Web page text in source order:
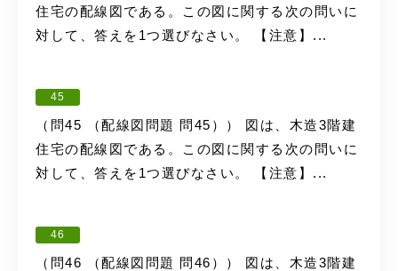
住宅の配線図である。この図に関する次の問いに
対して、答えを1つ選びなさい。 【注意】...
45
（問45 （配線図問題 問45）） 図は、木造3階建
住宅の配線図である。この図に関する次の問いに
対して、答えを1つ選びなさい。 【注意】...
46
（問46 （配線図問題 問46）） 図は、木造3階建